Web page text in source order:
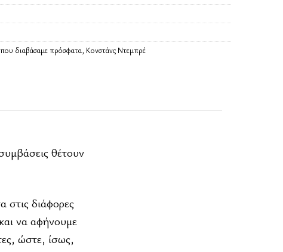
που διαβάσαμε πρόσφατα, Κονστάνς Ντεμπρέ
θέτουν
στις διάφορες
να αφήνουμε
ώστε, ίσως,